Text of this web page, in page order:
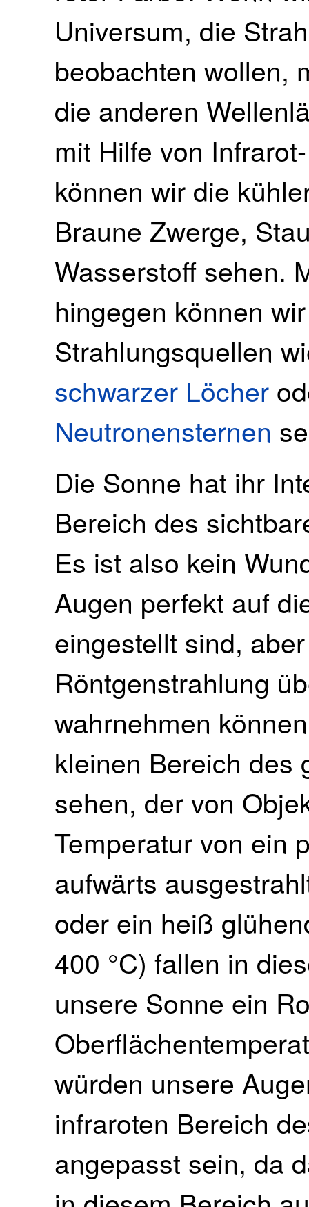
Universum, die
beobachten wollen,
die anderen
mit Hilfe von
können wir die
Braune Zwerge,
Wasserstoff sehen.
hingegen können
Strahlungsquellen
schwarzer Löcher
Neutronensternen
Die Sonne hat ihr
Bereich des
Es ist also kein
Augen perfekt auf
eingestellt sind,
Röntgenstrahlung
wahrnehmen
kleinen Bereich des
sehen, der von
Temperatur von ein
aufwärts
oder ein heiß
400 °C) fallen in
unsere Sonne ein
würden unsere
infraroten Bereich
angepasst sein, da